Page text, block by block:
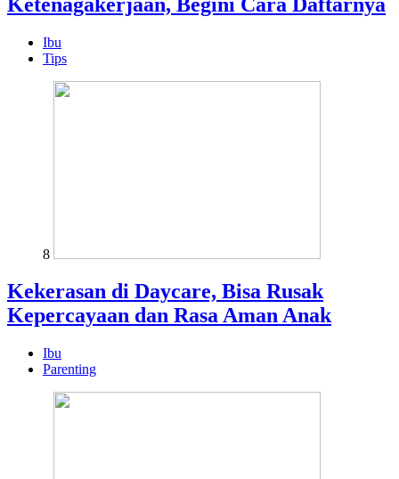
Ibu
Tips
8
Kekerasan di Daycare, Bisa Rusak
Kepercayaan dan Rasa Aman Anak
Ibu
Parenting